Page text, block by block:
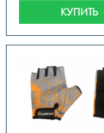
КУПИТЬ